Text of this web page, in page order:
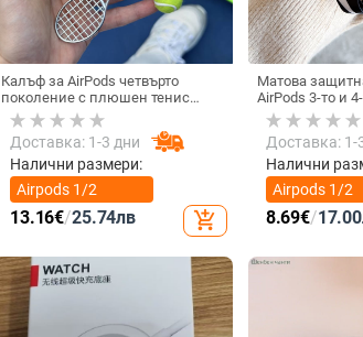
Калъф за AirPods четвърто
поколение с плюшен тенис
мотив, силиконов 3D дизайн,
съвместим с AirPods 3 и Pro 2
Доставка: 1-3 дни
Налични размери:
Airpods 1/2
поколение
13.16€/25.74лв add_shopping_cart
Матова
AirPods 3-то и
Доставка: 1-
Налични
Airpods 1/2
поколение
8.69€/17.00